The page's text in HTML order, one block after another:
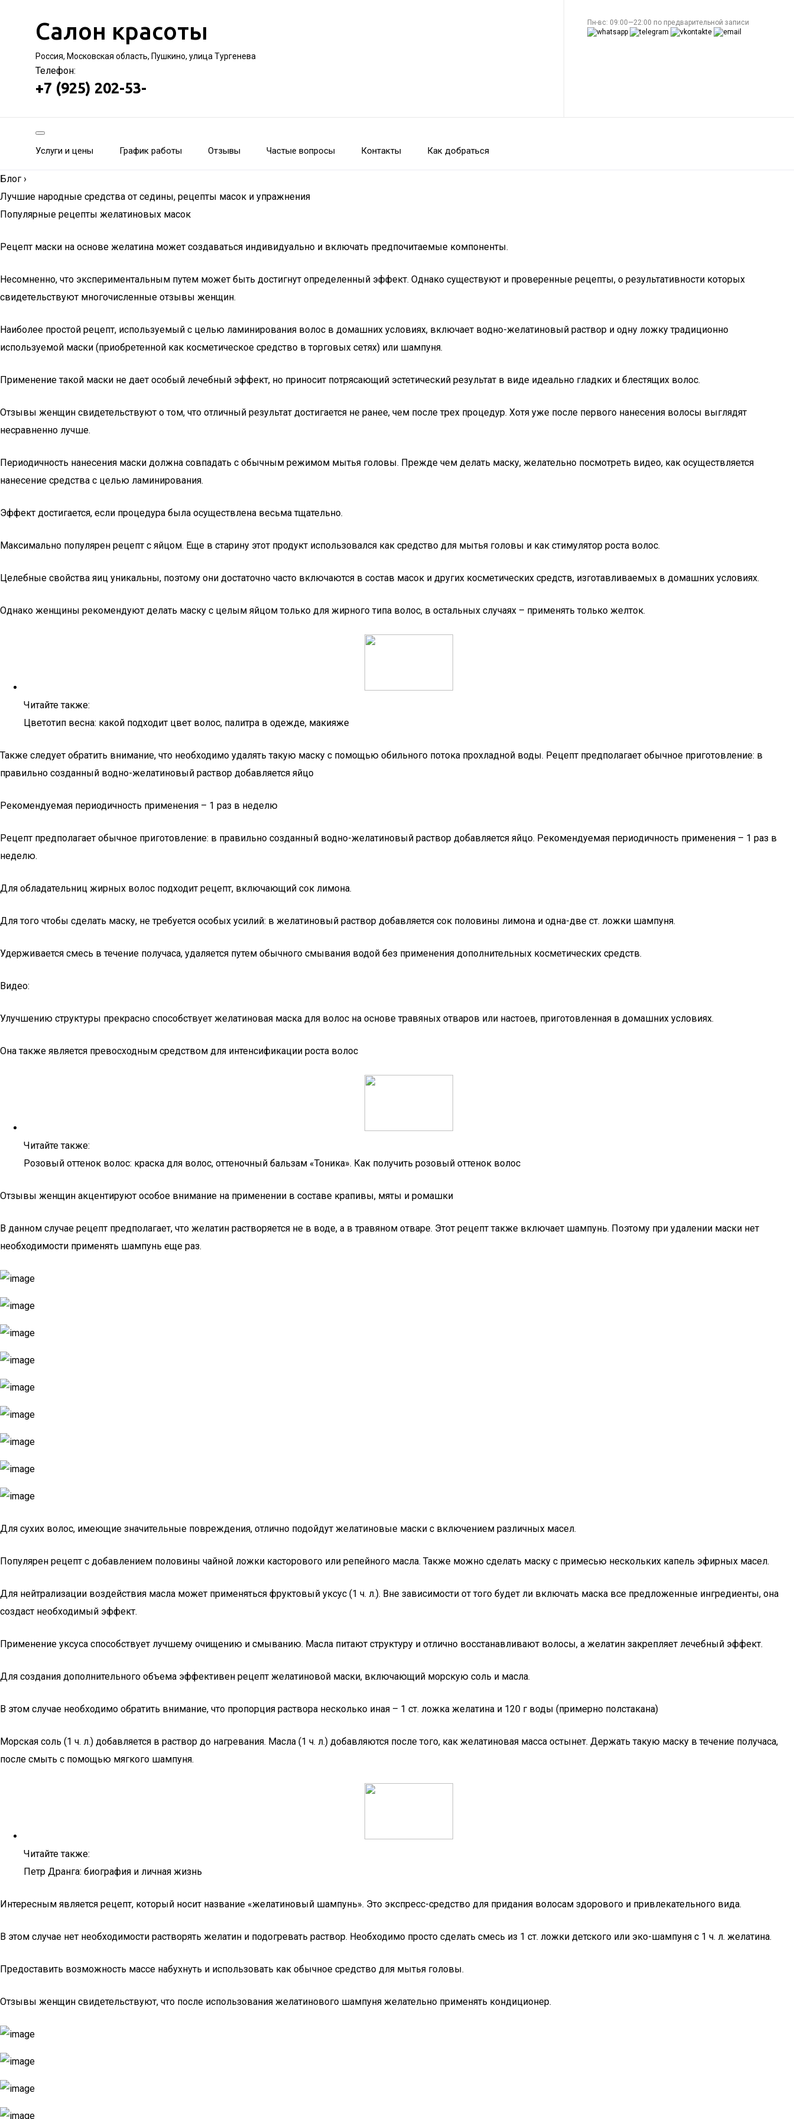
Салон красоты
Россия, Московская область, Пушкино, улица Тургенева
Телефон:
+7 (925) 202-53-
Пн-вс: 09:00—22:00 по предварительной записи
Услуги и цены График работы Отзывы Частые вопросы Контакты Как добраться
Блог ›
Лучшие народные средства от седины, рецепты масок и упражнения
Популярные рецепты желатиновых масок
Рецепт маски на основе желатина может создаваться индивидуально и включать предпочитаемые компоненты.
Несомненно, что экспериментальным путем может быть достигнут определенный эффект. Однако существуют и проверенные рецепты, о результативности которых
свидетельствуют многочисленные отзывы женщин.
Наиболее простой рецепт, используемый с целью ламинирования волос в домашних условиях, включает водно-желатиновый раствор и одну ложку традиционно
используемой маски (приобретенной как косметическое средство в торговых сетях) или шампуня.
Применение такой маски не дает особый лечебный эффект, но приносит потрясающий эстетический результат в виде идеально гладких и блестящих волос.
Отзывы женщин свидетельствуют о том, что отличный результат достигается не ранее, чем после трех процедур. Хотя уже после первого нанесения волосы выглядят
несравненно лучше.
Периодичность нанесения маски должна совпадать с обычным режимом мытья головы. Прежде чем делать маску, желательно посмотреть видео, как осуществляется
нанесение средства с целью ламинирования.
Эффект достигается, если процедура была осуществлена весьма тщательно.
Максимально популярен рецепт с яйцом. Еще в старину этот продукт использовался как средство для мытья головы и как стимулятор роста волос.
Целебные свойства яиц уникальны, поэтому они достаточно часто включаются в состав масок и других косметических средств, изготавливаемых в домашних условиях.
Однако женщины рекомендуют делать маску с целым яйцом только для жирного типа волос, в остальных случаях – применять только желток.
Читайте также:
Цветотип весна: какой подходит цвет волос, палитра в одежде, макияже
Также следует обратить внимание, что необходимо удалять такую маску с помощью обильного потока прохладной воды. Рецепт предполагает обычное приготовление: в
правильно созданный водно-желатиновый раствор добавляется яйцо
Рекомендуемая периодичность применения – 1 раз в неделю
Рецепт предполагает обычное приготовление: в правильно созданный водно-желатиновый раствор добавляется яйцо. Рекомендуемая периодичность применения – 1 раз в
неделю.
Для обладательниц жирных волос подходит рецепт, включающий сок лимона.
Для того чтобы сделать маску, не требуется особых усилий: в желатиновый раствор добавляется сок половины лимона и одна-две ст. ложки шампуня.
Удерживается смесь в течение получаса, удаляется путем обычного смывания водой без применения дополнительных косметических средств.
Видео:
Улучшению структуры прекрасно способствует желатиновая маска для волос на основе травяных отваров или настоев, приготовленная в домашних условиях.
Она также является превосходным средством для интенсификации роста волос
Читайте также:
Розовый оттенок волос: краска для волос, оттеночный бальзам «Тоника». Как получить розовый оттенок волос
Отзывы женщин акцентируют особое внимание на применении в составе крапивы, мяты и ромашки
В данном случае рецепт предполагает, что желатин растворяется не в воде, а в травяном отваре. Этот рецепт также включает шампунь. Поэтому при удалении маски нет
необходимости применять шампунь еще раз.
Для сухих волос, имеющие значительные повреждения, отлично подойдут желатиновые маски с включением различных масел.
Популярен рецепт с добавлением половины чайной ложки касторового или репейного масла. Также можно сделать маску с примесью нескольких капель эфирных масел.
Для нейтрализации воздействия масла может применяться фруктовый уксус (1 ч. л.). Вне зависимости от того будет ли включать маска все предложенные ингредиенты, она
создаст необходимый эффект.
Применение уксуса способствует лучшему очищению и смыванию. Масла питают структуру и отлично восстанавливают волосы, а желатин закрепляет лечебный эффект.
Для создания дополнительного объема эффективен рецепт желатиновой маски, включающий морскую соль и масла.
В этом случае необходимо обратить внимание, что пропорция раствора несколько иная – 1 ст. ложка желатина и 120 г воды (примерно полстакана)
Морская соль (1 ч. л.) добавляется в раствор до нагревания. Масла (1 ч. л.) добавляются после того, как желатиновая масса остынет. Держать такую маску в течение получаса,
после смыть с помощью мягкого шампуня.
Читайте также:
Петр Дранга: биография и личная жизнь
Интересным является рецепт, который носит название «желатиновый шампунь». Это экспресс-средство для придания волосам здорового и привлекательного вида.
В этом случае нет необходимости растворять желатин и подогревать раствор. Необходимо просто сделать смесь из 1 ст. ложки детского или эко-шампуня с 1 ч. л. желатина.
Предоставить возможность массе набухнуть и использовать как обычное средство для мытья головы.
Отзывы женщин свидетельствуют, что после использования желатинового шампуня желательно применять кондиционер.